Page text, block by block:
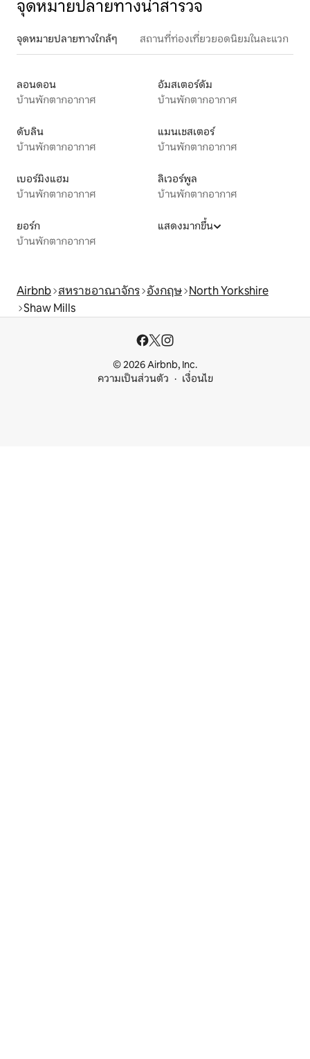
จุดหมายปลายทางน่าสำรวจ
จุดหมายปลายทางใกล้ๆ สถานที่ท่องเที่ยวยอดนิยมในละแวก
ลอนดอน
บ้านพักตากอากาศ
อัมสเตอร์ดัม
บ้านพักตากอากาศ
ดับลิน
บ้านพักตากอากาศ
แมนเชสเตอร์
บ้านพักตากอากาศ
เบอร์มิงแฮม
บ้านพักตากอากาศ
ลิเวอร์พูล
บ้านพักตากอากาศ
ยอร์ก
บ้านพักตากอากาศ
แสดงมากขึ้น
Airbnb สหราชอาณาจักร อังกฤษ North Yorkshire
Shaw Mills
© 2026 Airbnb, Inc.
ความเป็นส่วนตัว
เงื่อนไข